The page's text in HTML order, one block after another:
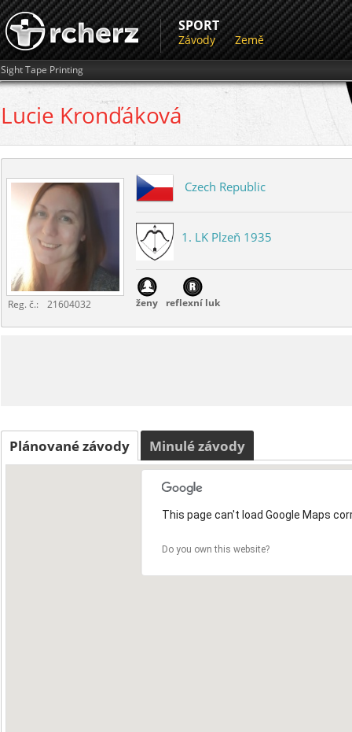
SPORT
Závody Země
Sight Tape Printing
Lucie Kronďáková
Reg. č.: 21604032
Czech Republic
1. LK Plzeň 1935
ženy reflexní luk
Plánované závody Minulé závody
This page can't load Google Maps
Do you own this website?